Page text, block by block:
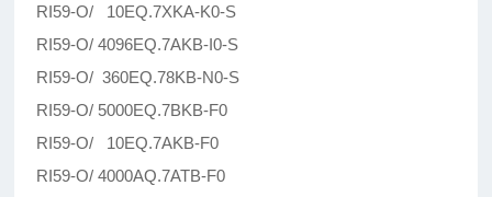
RI59-O/ 10EQ.7XKA-K0-S
RI59-O/ 4096EQ.7AKB-I0-S
RI59-O/ 360EQ.78KB-N0-S
RI59-O/ 5000EQ.7BKB-F0
RI59-O/ 10EQ.7AKB-F0
RI59-O/ 4000AQ.7ATB-F0